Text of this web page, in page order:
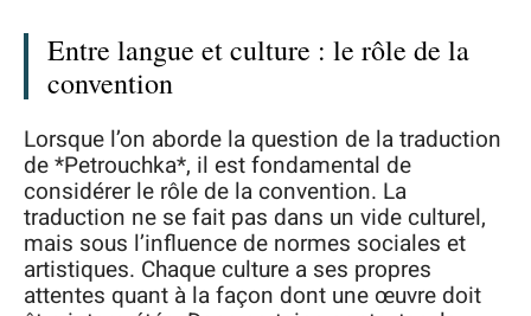
Entre langue et culture : le rôle de la
convention
Lorsque l’on aborde la question de la traduction
de *Petrouchka*, il est fondamental de
considérer le rôle de la convention. La
traduction ne se fait pas dans un vide culturel,
mais sous l’influence de normes sociales et
artistiques. Chaque culture a ses propres
attentes quant à la façon dont une œuvre doit